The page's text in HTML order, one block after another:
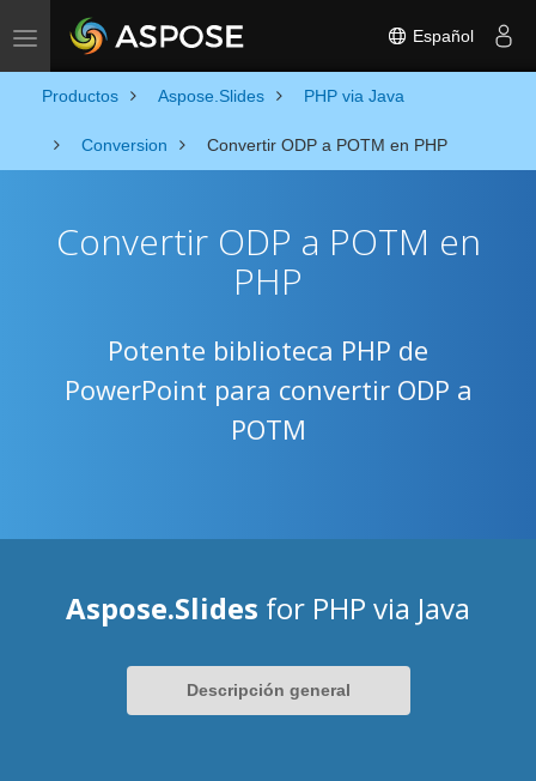
Toggle navigation Español
Productos Aspose.Slides PHP via Java
Conversion Convertir ODP a POTM en PHP
Convertir ODP a POTM en
PHP
Potente biblioteca PHP de
PowerPoint para convertir ODP a
POTM
Aspose.Slides for PHP via Java
Descripción general